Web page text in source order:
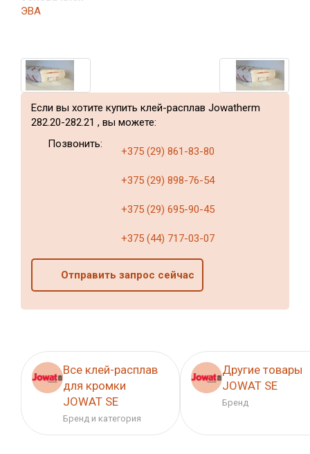
ЭВА
Если вы хотите купить клей-расплав Jowatherm
282.20-282.21 , вы можете:
Позвонить:
+375 (29) 861-83-80
+375 (29) 898-76-54
+375 (29) 695-90-45
+375 (44) 717-03-07
Отправить запрос сейчас
Все клей-расплав
для кромки
JOWAT SE
Бренд и категория
Другие товары
JOWAT SE
Бренд